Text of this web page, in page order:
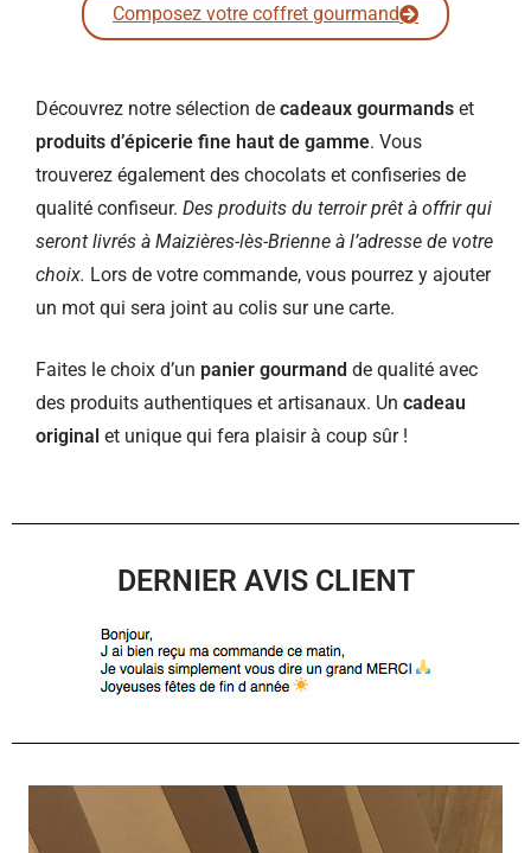
Composez votre coffret gourmand
Découvrez notre sélection de cadeaux gourmands et
produits d’épicerie fine haut de gamme. Vous
trouverez également des chocolats et confiseries de
qualité confiseur. Des produits du terroir prêt à offrir qui
seront livrés à Maizières-lès-Brienne à l’adresse de votre
choix. Lors de votre commande, vous pourrez y ajouter
un mot qui sera joint au colis sur une carte.
Faites le choix d’un panier gourmand de qualité avec
des produits authentiques et artisanaux. Un cadeau
original et unique qui fera plaisir à coup sûr !
DERNIER AVIS CLIENT